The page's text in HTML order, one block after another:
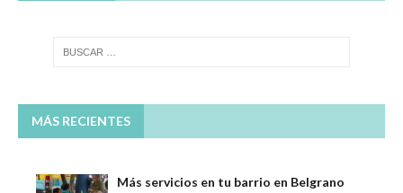
MÁS RECIENTES
Más servicios en tu barrio en Belgrano